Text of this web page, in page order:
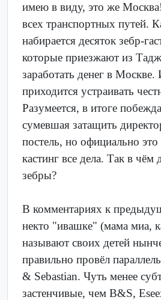
имею в виду, это же
всех транспортных путей.
набирается десяток зебр-
которые приезжают из
заработать денег в
приходится устраивать
Разумеется, в итоге
сумевшая затащить
постель, но официально
кастинг все дела. Так в чём
зебры?
В комментариях к
некто "ивашке" (мама миа,
называют своих детей
правильно провёл
& Sebastian. Чуть менее
застенчивые, чем B&S,